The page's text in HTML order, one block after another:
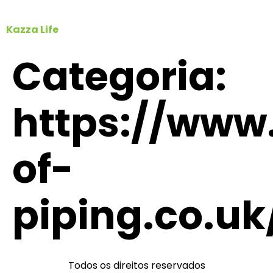
Kazza Life
Categoria:
https://
of-
Todos os direitos reservados